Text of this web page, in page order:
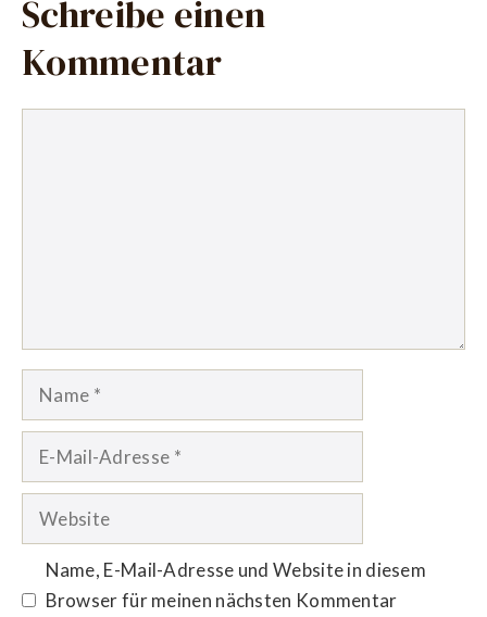
Schreibe einen
Kommentar
Name
Website
Name, E-Mail-Adresse und Website in diesem
Browser für meinen nächsten Kommentar